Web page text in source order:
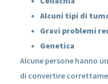
Alcuni tipi di
Gravi problemi
Genetica
Alcune persone hanno
di convertire